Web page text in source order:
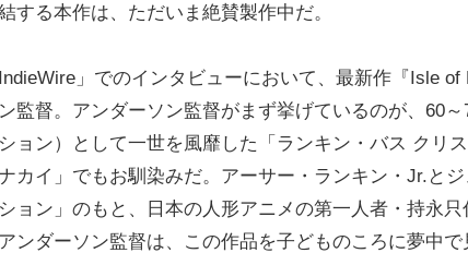
する本作は、ただいま絶賛製作中だ。
」でのインタビューにおいて、最新作『Isle
監督。アンダーソン監督がまず挙げているのが、60
ョン）として一世を風靡した「ランキン・バス クリ
イ」でもお馴染みだ。アーサー・ランキン・Jr.とジ
ョン」のもと、日本の人形アニメの第一人者・持永
ンダーソン監督は、この作品を子どものころに夢中